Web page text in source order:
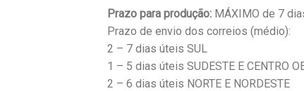
Prazo para produção: MÁXIMO de 7
Prazo de envio dos correios (médio):
2 – 7 dias úteis SUL
1 – 5 dias úteis SUDESTE E CENTRO
2 – 6 dias úteis NORTE E NORDESTE